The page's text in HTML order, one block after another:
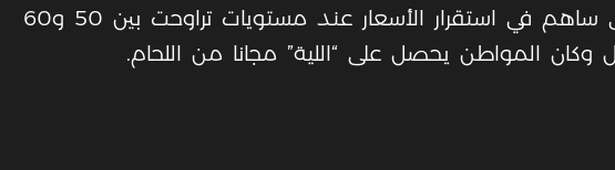
المنتجة، الأمر الذي ساهم في استقرار الأسعار عند مستويات تراوحت بين 50 و60
بل وكان المواطن يحصل على “اللية” مجانا من اللحام.